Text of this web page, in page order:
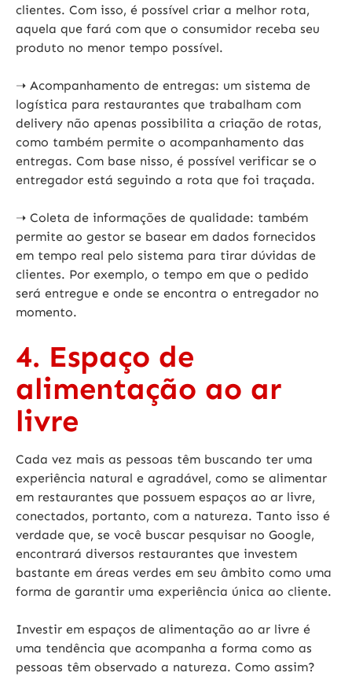
clientes. Com isso, é possível criar a melhor rota,
aquela que fará com que o consumidor receba seu
produto no menor tempo possível.
➝ Acompanhamento de entregas: um sistema de
logística para restaurantes que trabalham com
delivery não apenas possibilita a criação de rotas,
como também permite o acompanhamento das
entregas. Com base nisso, é possível verificar se o
entregador está seguindo a rota que foi traçada.
➝ Coleta de informações de qualidade: também
permite ao gestor se basear em dados fornecidos
em tempo real pelo sistema para tirar dúvidas de
clientes. Por exemplo, o tempo em que o pedido
será entregue e onde se encontra o entregador no
momento.
4. Espaço de
alimentação ao ar
livre
Cada vez mais as pessoas têm buscando ter uma
experiência natural e agradável, como se alimentar
em restaurantes que possuem espaços ao ar livre,
conectados, portanto, com a natureza. Tanto isso é
verdade que, se você buscar pesquisar no Google,
encontrará diversos restaurantes que investem
bastante em áreas verdes em seu âmbito como uma
forma de garantir uma experiência única ao cliente.
Investir em espaços de alimentação ao ar livre é
uma tendência que acompanha a forma como as
pessoas têm observado a natureza. Como assim?